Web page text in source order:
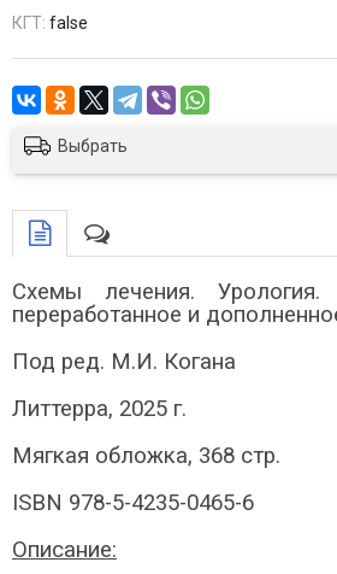
КГТ: false
Выбрать
Схемы лечения. Урология.
переработанное и
Под ред. М.И. Когана
Литтерра, 2025 г.
Мягкая обложка, 368 стр.
ISBN 978-5-4235-0465-6
Описание: